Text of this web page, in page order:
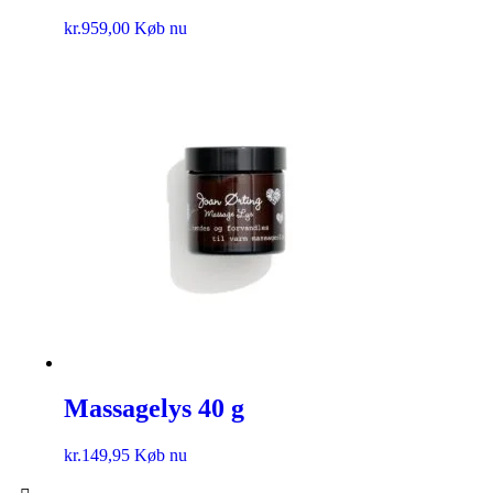
kr.959,00 Køb nu
Massagelys 40 g
kr.149,95 Køb nu